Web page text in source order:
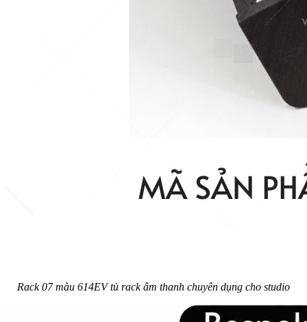
Rack 07 màu 614EV tủ rack âm thanh chuyên dụng cho studio